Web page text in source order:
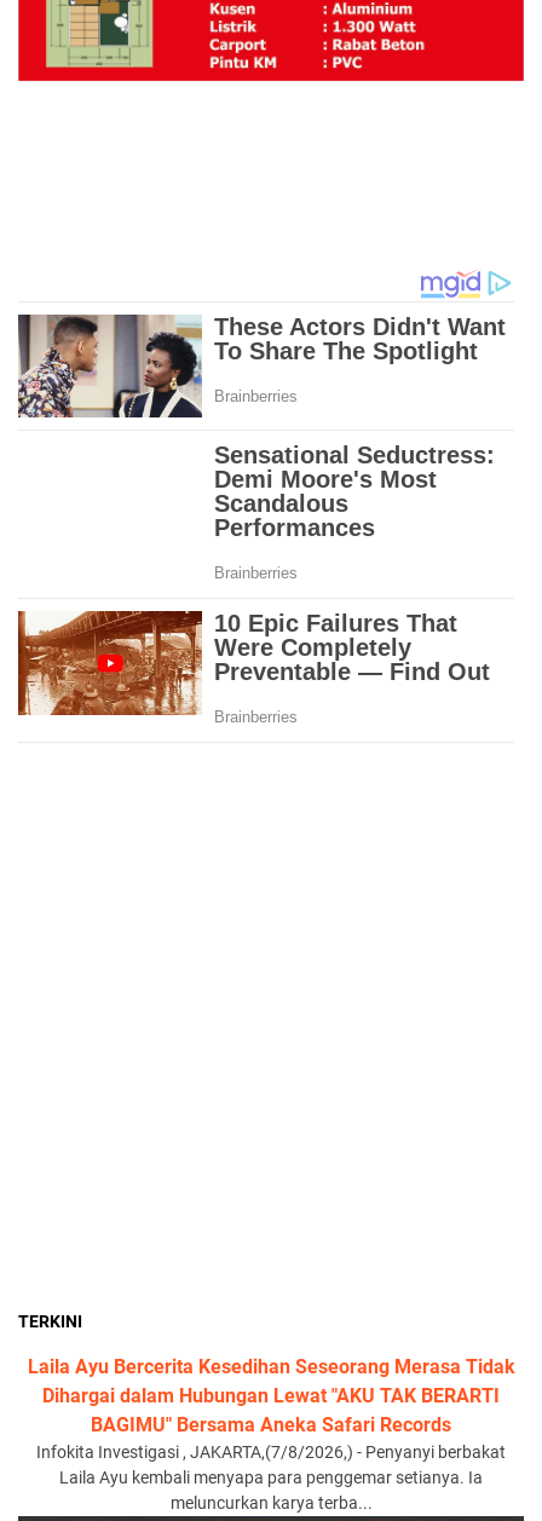
TERKINI
Laila Ayu Bercerita Kesedihan Seseorang Merasa Tidak
Dihargai dalam Hubungan Lewat "AKU TAK BERARTI
BAGIMU" Bersama Aneka Safari Records
Infokita Investigasi , JAKARTA,(7/8/2026,) - Penyanyi berbakat
Laila Ayu kembali menyapa para penggemar setianya. Ia
meluncurkan karya terba...